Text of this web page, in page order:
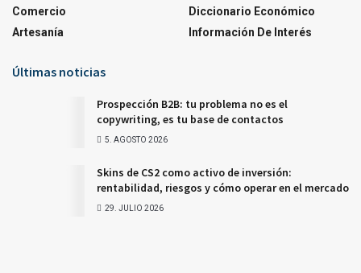
Comercio
Artesanía
Diccionario Económico
Información De Interés
Últimas noticias
Prospección B2B: tu problema no es el
copywriting, es tu base de contactos
5. AGOSTO 2026
Skins de CS2 como activo de inversión:
rentabilidad, riesgos y cómo operar en el mercado
29. JULIO 2026